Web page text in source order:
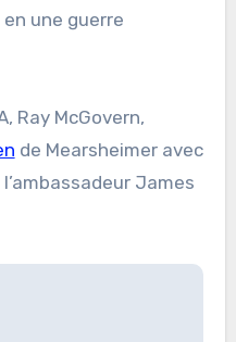
une guerre
Ray McGovern,
de Mearsheimer avec
James